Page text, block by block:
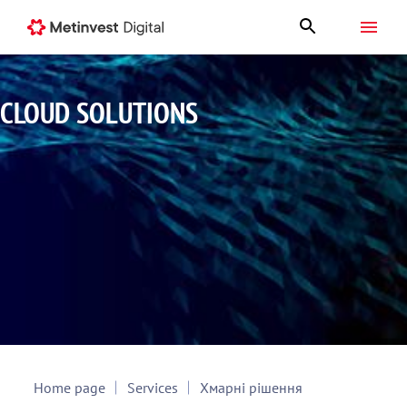
CLOUD SOLUTIONS
Home page Services Хмарні рішення